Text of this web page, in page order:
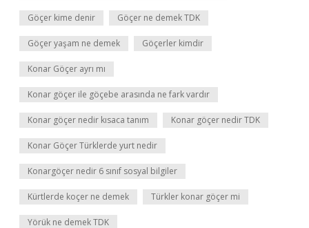
Göçer kime denir Göçer ne demek TDK
Göçer yaşam ne demek Göçerler kimdir
Konar Göçer ayrı mı
Konar göçer ile göçebe arasında ne fark vardır
Konar göçer nedir kısaca tanım Konar göçer nedir TDK
Konar Göçer Türklerde yurt nedir
Konargöçer nedir 6 sınıf sosyal bilgiler
Kürtlerde koçer ne demek Türkler konar göçer mi
Yörük ne demek TDK